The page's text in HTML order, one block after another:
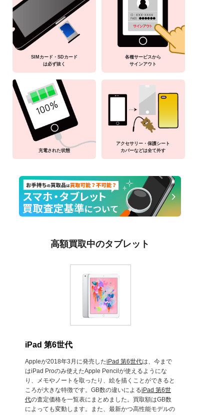
SIMカード・SDカード
は必ず抜く
各種サービスから
サインアウト
充電された状態
アクセサリー・保護シート
カバーなどは全て外す
高額買取中のタブレット
iPad 第6世代
Appleが2018年3月に発売したiPad 第6世代は、今まで
はiPad Proのみ使えたApple Pencilが使えるようにな
り、メモやノートを取ったり、絵を描くことができると
ころが大きな特徴です。GB数の違いによるiPad 第6世
代の査定価格を一覧表にまとめました。買取額はGB数
によっても変動します。また、最新かつ高性能モデルの